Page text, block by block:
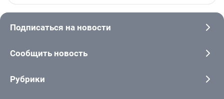
Подписаться на новости
Сообщить новость
Рубрики